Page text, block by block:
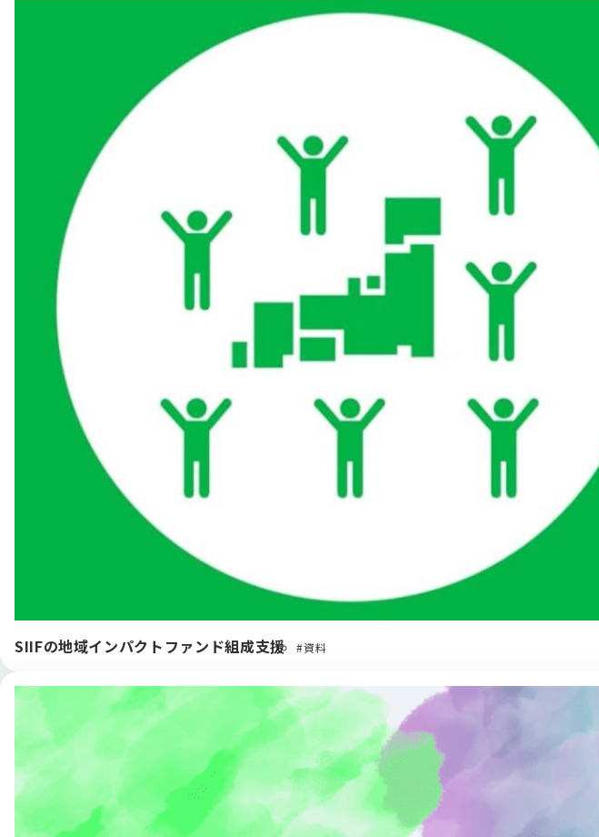
SIIFの地域インパクトファンド組成支援 #資料